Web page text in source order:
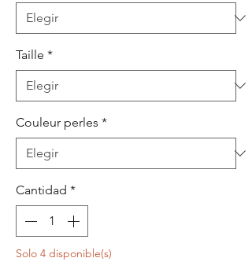
Taille *
Couleur perles *
Cantidad *
Solo 4 disponible(s)